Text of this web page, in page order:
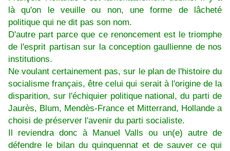
là qu'on le veuille ou non, une forme de lâcheté
politique qui ne dit pas son nom.
D'autre part parce que ce renoncement est le triomphe
de l'esprit partisan sur la conception gaullienne de nos
institutions.
Ne voulant certainement pas, sur le plan de l'histoire du
socialisme français, être celui qui serait à l'origine de la
disparition, sur l'échiquier politique national, du parti de
Jaurès, Blum, Mendès-France et Mitterrand, Hollande a
choisi de préserver l'avenir du parti socialiste.
Il reviendra donc à Manuel Valls ou un(e) autre de
défendre le bilan du quinquennat et de sauver ce qui